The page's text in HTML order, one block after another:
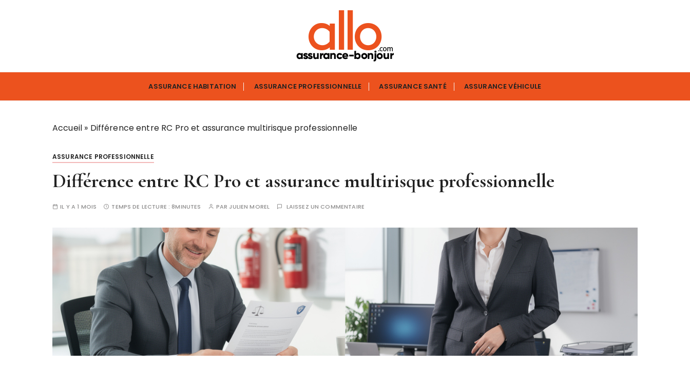
r
AssuranceASSURANCE HABITATION ASSURANCE PROFESSIONNELLE ASSURANCE SANTÉ ASSURANCE VÉHICULE
Accueil » Différence entre RC Pro et assurance multirisque professionnelle
ASSURANCE PROFESSIONNELLE
Différence entre RC Pro et assurance multirisque professionnelle
IL Y A 1 MOIS TEMPS DE LECTURE :8MINUTES PAR JULIEN MOREL LAISSEZ UN COMMENTAIRE